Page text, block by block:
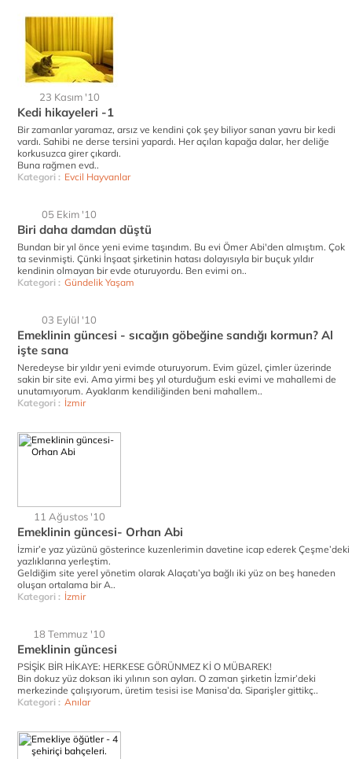
23 Kasım '10
Kedi hikayeleri -1
Bir zamanlar yaramaz, arsız ve kendini çok şey biliyor sanan yavru bir kedi
vardı. Sahibi ne derse tersini yapardı. Her açılan kapağa dalar, her deliğe
korkusuzca girer çıkardı.
Buna rağmen evd..
Kategori : Evcil Hayvanlar
05 Ekim '10
Biri daha damdan düştü
Bundan bir yıl önce yeni evime taşındım. Bu evi Ömer Abi'den almıştım. Çok
ta sevinmişti. Çünki İnşaat şirketinin hatası dolayısıyla bir buçuk yıldır
kendinin olmayan bir evde oturuyordu. Ben evimi on..
Kategori : Gündelik Yaşam
03 Eylül '10
Emeklinin güncesi - sıcağın göbeğine sandığı kormun? Al
işte sana
Neredeyse bir yıldır yeni evimde oturuyorum. Evim güzel, çimler üzerinde
sakin bir site evi. Ama yirmi beş yıl oturduğum eski evimi ve mahallemi de
unutamıyorum. Ayaklarım kendiliğinden beni mahallem..
Kategori : İzmir
11 Ağustos '10
Emeklinin güncesi- Orhan Abi
İzmir’e yaz yüzünü gösterince kuzenlerimin davetine icap ederek Çeşme’deki
yazlıklarına yerleştim.
Geldiğim site yerel yönetim olarak Alaçatı’ya bağlı iki yüz on beş haneden
oluşan ortalama bir A..
Kategori : İzmir
18 Temmuz '10
Emeklinin güncesi
PSİŞİK BİR HİKAYE: HERKESE GÖRÜNMEZ Kİ O MÜBAREK!
Bin dokuz yüz doksan iki yılının son ayları. O zaman şirketin İzmir’deki
merkezinde çalışıyorum, üretim tesisi ise Manisa’da. Siparişler gittikç..
Kategori : Anılar